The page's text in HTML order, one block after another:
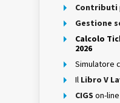
Contributi
Gestione
Calcolo
2026
Simulatore
Il Libro V
CIGS on-line